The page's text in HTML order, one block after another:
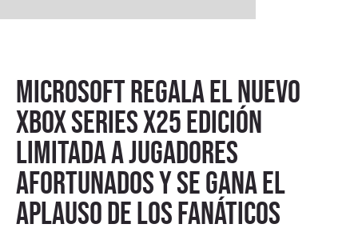
Microsoft regala el nuevo
XBOX Series X25 edición
limitada a jugadores
afortunados y se gana el
aplauso de los fanáticos